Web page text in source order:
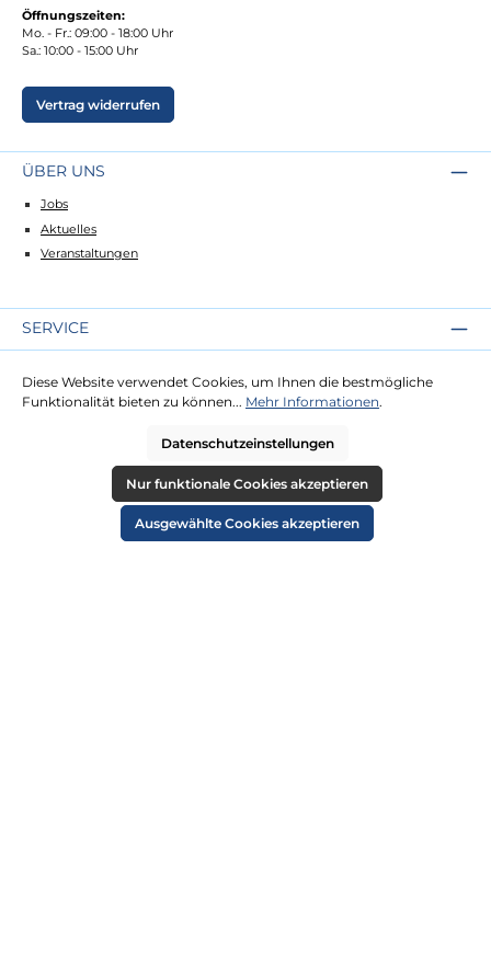
Öffnungszeiten:
Mo. - Fr.: 09:00 - 18:00 Uhr
Sa.: 10:00 - 15:00 Uhr
Vertrag widerrufen
ÜBER UNS
Jobs
Aktuelles
Veranstaltungen
SERVICE
Lieferung
Zahlung
RECHTLICHES
Diese Website verwendet Cookies, um Ihnen die bestmögliche
Funktionalität bieten zu können... Mehr Informationen.
Datenschutzeinstellungen
Nur funktionale Cookies akzeptieren
Ausgewählte Cookies akzeptieren